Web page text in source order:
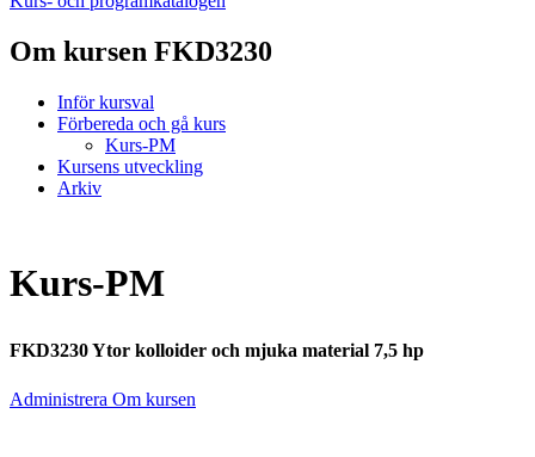
Om kursen FKD3230
Inför kursval
Förbereda och gå kurs
Kurs-PM
Kursens utveckling
Arkiv
Kurs-PM
FKD3230 Ytor kolloider och mjuka material 7,5 hp
Administrera Om kursen